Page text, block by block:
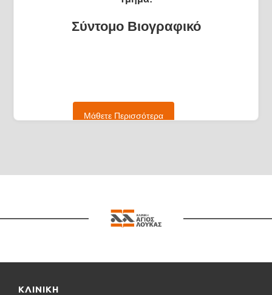
Σύντομο Βιογραφικό
Μάθετε Περισσότερα
ΚΛΙΝΙΚΗ